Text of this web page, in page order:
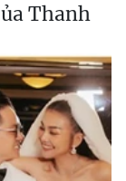
Thanh